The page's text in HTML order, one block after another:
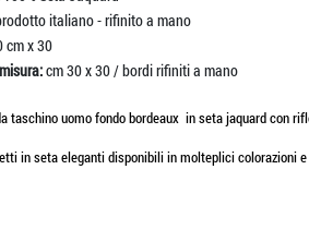
italiano - rifinito a mano
cm x 30
cm 30 x 30 / bordi rifiniti a mano
taschino uomo fondo bordeaux in seta jaquard con
in seta eleganti disponibili in molteplici colorazioni